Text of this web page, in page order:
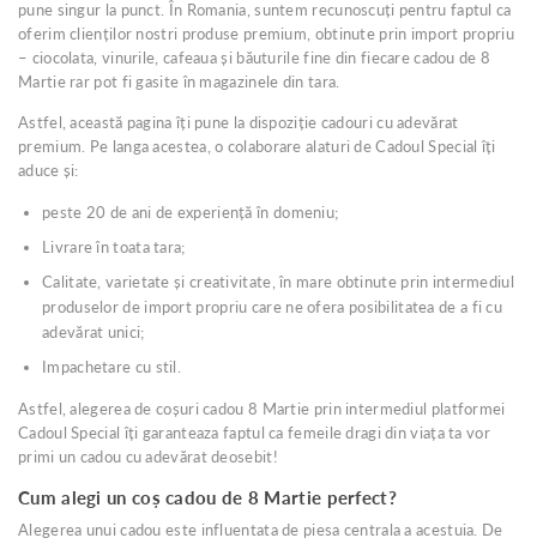
pune singur la punct. În Romania, suntem recunoscuți pentru faptul ca
oferim clienților nostri produse premium, obtinute prin import propriu
– ciocolata, vinurile, cafeaua și băuturile fine din fiecare cadou de 8
Martie rar pot fi gasite în magazinele din tara.
Astfel, această pagina îți pune la dispoziție cadouri cu adevărat
premium. Pe langa acestea, o colaborare alaturi de Cadoul Special îți
aduce și:
peste 20 de ani de experiență în domeniu;
Livrare în toata tara;
Calitate, varietate și creativitate, în mare obtinute prin intermediul
produselor de import propriu care ne ofera posibilitatea de a fi cu
adevărat unici;
Impachetare cu stil.
Astfel, alegerea de coșuri cadou 8 Martie prin intermediul platformei
Cadoul Special îți garanteaza faptul ca femeile dragi din viața ta vor
primi un cadou cu adevărat deosebit!
Cum alegi un coș cadou de 8 Martie perfect?
Alegerea unui cadou este influentata de piesa centrala a acestuia. De